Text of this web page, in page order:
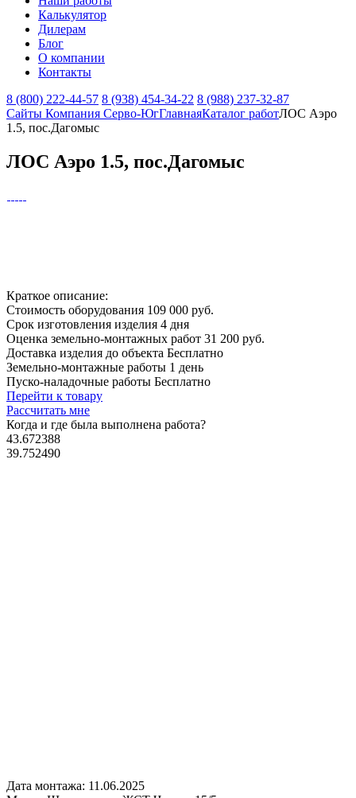
Калькулятор
Дилерам
Блог
О компании
Контакты
8 (800) 222-44-57 8 (938) 454-34-22 8 (988) 237-32-87
Сайты Компания Серво-ЮгГлавнаяКаталог работЛОС Аэро
1.5, пос.Дагомыс
ЛОС Аэро 1.5, пос.Дагомыс
Краткое описание:
Стоимость оборудования 109 000 руб.
Срок изготовления изделия 4 дня
Оценка земельно-монтажных работ 31 200 руб.
Доставка изделия до объекта Бесплатно
Земельно-монтажные работы 1 день
Пуско-наладочные работы Бесплатно
Перейти к товару
Рассчитать мне
Когда и где была выполнена работа?
43.672388
39.752490
Дата монтажа: 11.06.2025